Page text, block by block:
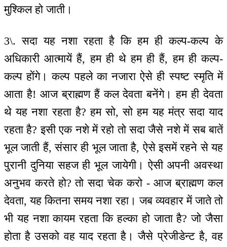
मुश्किल हो जाती।
3\. सदा यह नशा रहता है कि हम ही कल्प-कल्प के
अधिकारी आत्मायें हैं, हम ही थे हम ही हैं, हम ही कल्प-
कल्प होंगे। कल्प पहले का नजारा ऐसे ही स्पष्ट स्मृति में
आता है! आज ब्राह्मण हैं कल देवता बनेंगे। हम ही देवता
थे यह नशा रहता है? हम सो, सो हम यह मंत्र सदा याद
रहता है? इसी एक नशे में रहो तो सदा जैसे नशे में सब बातें
भूल जाती हैं, संसार ही भूल जाता है, ऐसे इसमें रहने से यह
पुरानी दुनिया सहज ही भूल जायेगी। ऐसी अपनी अवस्था
अनुभव करते हो? तो सदा चेक करो - आज ब्राह्मण कल
देवता, यह कितना समय नशा रहा। जब व्यवहार में जाते तो
भी यह नशा कायम रहता कि हल्का हो जाता है? जो जैसा
होता है उसको वह याद रहता है। जैसे प्रेजीडेन्ट है, वह